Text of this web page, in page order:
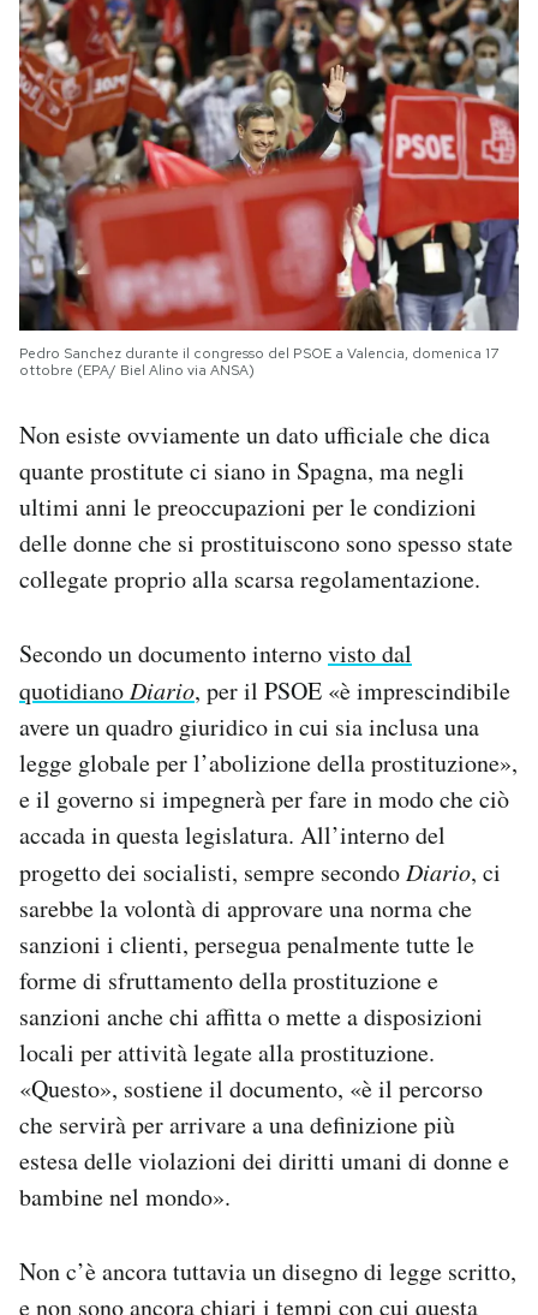
Pedro Sanchez durante il congresso del PSOE a Valencia, domenica 17
ottobre (EPA/ Biel Alino via ANSA)
Non esiste ovviamente un dato ufficiale che dica
quante prostitute ci siano in Spagna, ma negli
ultimi anni le preoccupazioni per le condizioni
delle donne che si prostituiscono sono spesso state
collegate proprio alla scarsa regolamentazione.
Secondo un documento internovisto dal
quotidiano Diario, per il PSOE «è imprescindibile
avere un quadro giuridico in cui sia inclusa una
legge globale per l’abolizione della prostituzione»,
e il governo si impegnerà per fare in modo che ciò
accada in questa legislatura. All’interno del
progetto dei socialisti, sempre secondo Diario, ci
sarebbe la volontà di approvare una norma che
sanzioni i clienti, persegua penalmente tutte le
forme di sfruttamento della prostituzione e
sanzioni anche chi affitta o mette a disposizioni
locali per attività legate alla prostituzione.
«Questo», sostiene il documento, «è il percorso
che servirà per arrivare a una definizione più
estesa delle violazioni dei diritti umani di donne e
bambine nel mondo».
Non c’è ancora tuttavia un disegno di legge scritto,
e non sono ancora chiari i tempi con cui questa